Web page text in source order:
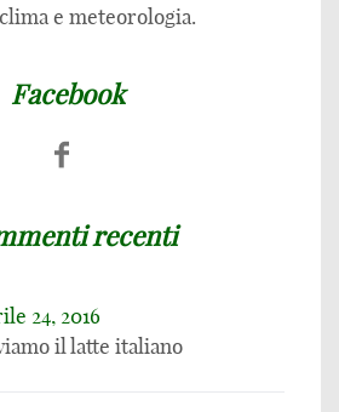
e meteorologia.
Facebook
recenti
24, 2016
il latte italiano